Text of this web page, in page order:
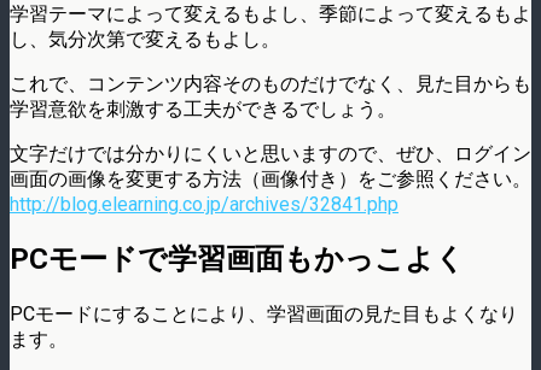
学習テーマによって変えるもよし、季節によって変えるもよ
し、気分次第で変えるもよし。
これで、コンテンツ内容そのものだけでなく、見た目からも
学習意欲を刺激する工夫ができるでしょう。
文字だけでは分かりにくいと思いますので、ぜひ、ログイン
画面の画像を変更する方法（画像付き）をご参照ください。
http://blog.elearning.co.jp/archives/32841.php
PCモードで学習画面もかっこよく
PCモードにすることにより、学習画面の見た目もよくなり
ます。